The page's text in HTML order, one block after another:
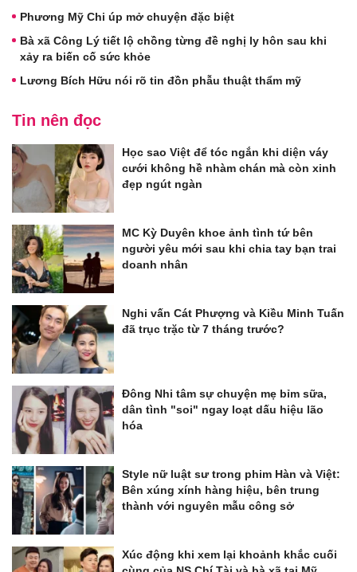
Phương Mỹ Chi úp mở chuyện đặc biệt
Bà xã Công Lý tiết lộ chồng từng đề nghị ly hôn sau khi
xảy ra biến cố sức khỏe
Lương Bích Hữu nói rõ tin đồn phẫu thuật thẩm mỹ
Tin nên đọc
Học sao Việt để tóc ngắn khi diện váy
cưới không hề nhàm chán mà còn xinh
đẹp ngút ngàn
MC Kỳ Duyên khoe ảnh tình tứ bên
người yêu mới sau khi chia tay bạn trai
doanh nhân
Nghi vấn Cát Phượng và Kiều Minh Tuấn
đã trục trặc từ 7 tháng trước?
Đông Nhi tâm sự chuyện mẹ bỉm sữa,
dân tình "soi" ngay loạt dấu hiệu lão
hóa
Style nữ luật sư trong phim Hàn và Việt:
Bên xúng xính hàng hiệu, bên trung
thành với nguyên mẫu công sở
Xúc động khi xem lại khoảnh khắc cuối